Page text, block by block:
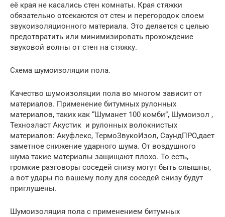
её края не касались стен комнаты. Края стяжки
обязательно отсекаются от стен и перегородок слоем
звукоизоляционного материала. Это делается с целью
предотвратить или минимизировать прохождение
звуковой волны от стен на стяжку.
Схема шумоизоляции пола.
Качество шумоизоляции пола во многом зависит от
материалов. Применение битумных рулонных
материалов, таких как “Шуманет 100 комби”, Шумоизол ,
Техноэласт Акустик и рулонных волокнистых
материалов: Акуфлекс, ТермоЗвукоИзол, СаундПРО,дает
заметное снижение ударного шума. От воздушного
шума такие материалы защищают плохо. То есть,
громкие разговоры соседей снизу могут быть слышны,
а вот удары по вашему полу для соседей снизу будут
приглушены.
Шумоизоляция пола с применением битумных